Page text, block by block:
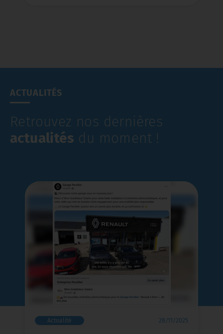
ACTUALITÉS
Retrouvez nos dernières
actualités du moment !
Actualité 28/11/2025